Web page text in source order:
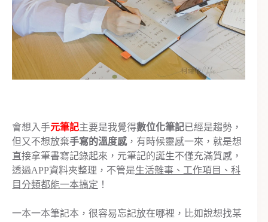
會想入手元筆記主要是我覺得數位化筆記已經是趨勢，
但又不想放棄手寫的溫度感，有時候靈感一來，就是想
直接拿筆書寫記錄起來，元筆記的誕生不僅充滿質感，
透過APP資料夾整理，不管是生活雜事、工作項目、科
目分類都能一本搞定 ！
一本一本筆記本，很容易忘記放在哪裡，比如說想找某